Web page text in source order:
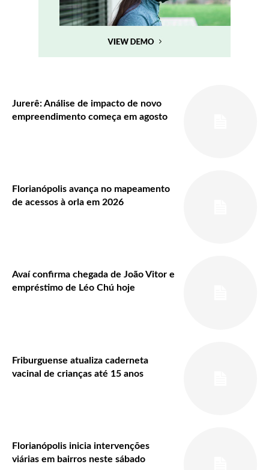
Jurerê: Análise de impacto de novo
empreendimento começa em agosto
Florianópolis avança no mapeamento
de acessos à orla em 2026
Avaí confirma chegada de João Vitor e
empréstimo de Léo Chú hoje
Friburguense atualiza caderneta
vacinal de crianças até 15 anos
Florianópolis inicia intervenções
viárias em bairros neste sábado